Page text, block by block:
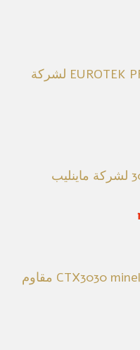
كاشف للمعادن EUROTEK PRO لشركة
كاشف للمعادن CTX3030 minelab مقاوم